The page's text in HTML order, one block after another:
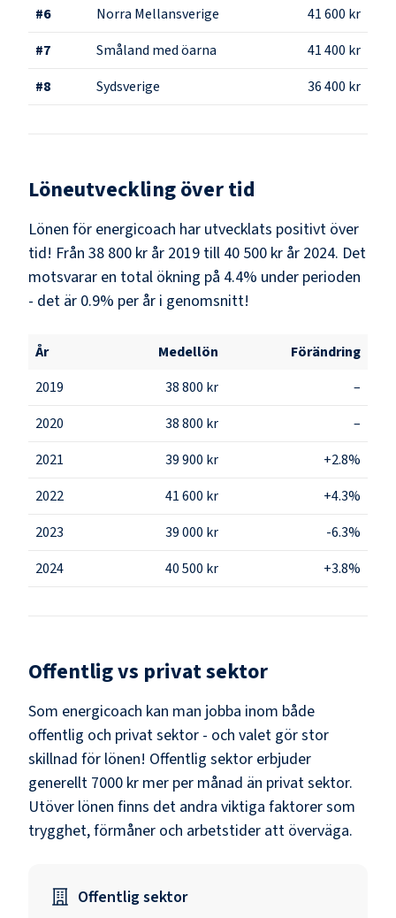
#6 Norra Mellansverige
41 600 kr
#7 Småland med öarna
41 400 kr
#8 Sydsverige 36 400 kr
Löneutveckling över tid
Lönen för energicoach har utvecklats positivt över
tid! Från 38 800 kr år 2019 till 40 500 kr år 2024. Det
motsvarar en total ökning på 4.4% under perioden
- det är 0.9% per år i genomsnitt!
År Medellön
Förändring
2019
38 800 kr
–
2020
38 800 kr
–
2021
39 900 kr
+2.8%
2022
41 600 kr
+4.3%
2023
39 000 kr
-6.3%
2024
40 500 kr +3.8%
Offentlig vs privat sektor
Som energicoach kan man jobba inom både
offentlig och privat sektor - och valet gör stor
skillnad för lönen! Offentlig sektor erbjuder
generellt 7000 kr mer per månad än privat sektor.
Utöver lönen finns det andra viktiga faktorer som
trygghet, förmåner och arbetstider att överväga.
Offentlig sektor